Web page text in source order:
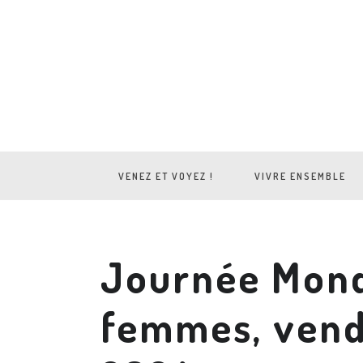
VENEZ ET VOYEZ ! VIVRE ENSEMBLE
Journée
femmes,